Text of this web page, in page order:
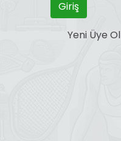
Yeni Üye Ol